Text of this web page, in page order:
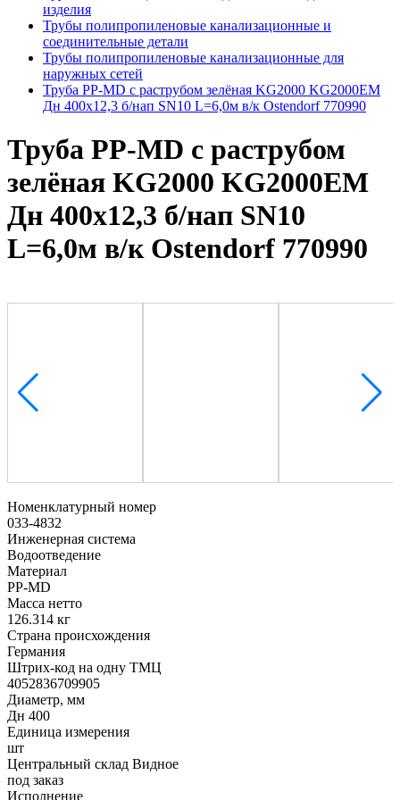
изделия
Трубы полипропиленовые канализационные и
соединительные детали
Трубы полипропиленовые канализационные для
наружных сетей
Труба PP-MD с раструбом зелёная KG2000 KG2000EM
Дн 400х12,3 б/нап SN10 L=6,0м в/к Ostendorf 770990
Труба PP-MD с раструбом
зелёная KG2000 KG2000EM
Дн 400х12,3 б/нап SN10
L=6,0м в/к Ostendorf 770990
Номенклатурный номер
033-4832
Инженерная система
Водоотведение
Материал
PP-MD
Масса нетто
126.314 кг
Страна происхождения
Германия
Штрих-код на одну ТМЦ
4052836709905
Диаметр, мм
Дн 400
Единица измерения
шт
Центральный склад Видное
под заказ
Исполнение